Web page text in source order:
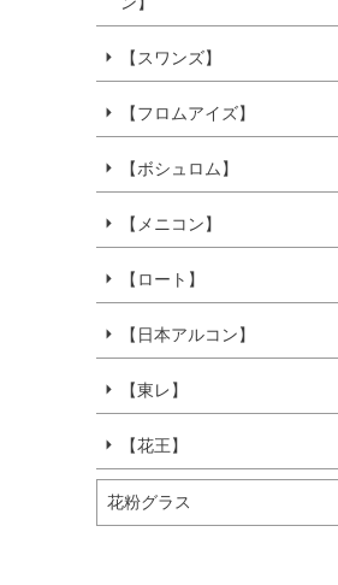
【スワンズ】
【フロムアイズ】
【ボシュロム】
【メニコン】
【ロート】
【日本アルコン】
【東レ】
【花王】
花粉グラス